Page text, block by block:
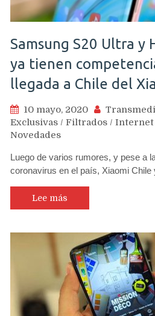
Samsung S20 Ultra y
ya tienen
llegada a Chile del
10 mayo, 2020
Exclusivas / Filtrados / Internet
Novedades
Luego de varios rumores, y pese a
coronavirus en el país, Xiaomi
Lee más